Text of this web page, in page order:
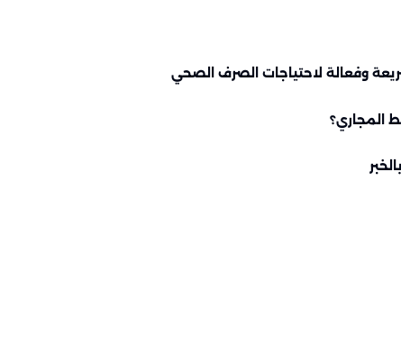
وفعالة لاحتياجات الصرف الصحي
المجاري؟